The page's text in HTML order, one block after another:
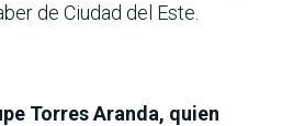
de Ciudad del Este.
Torres Aranda, quien